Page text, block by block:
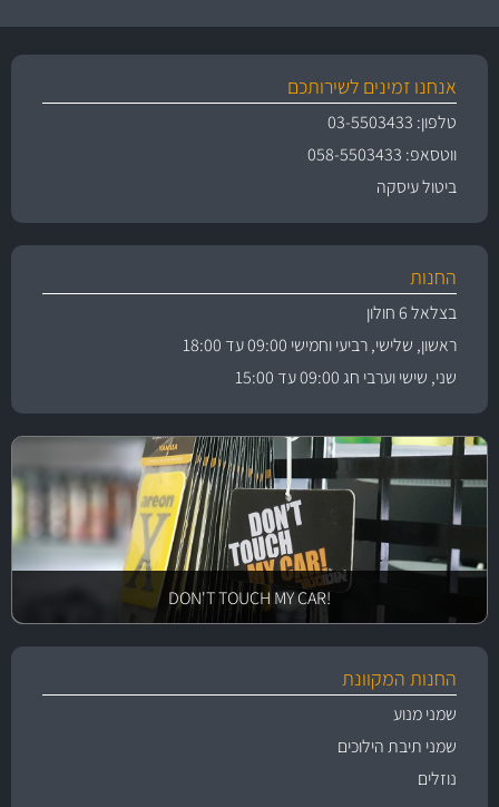
אנחנו זמינים לשירותכם
טלפון: 03-5503433
ווטסאפ: 058-5503433
ביטול עיסקה
החנות
בצלאל 6 חולון
ראשון, שלישי, רביעי וחמישי 09:00 עד 18:00
שני, שישי וערבי חג 09:00 עד 15:00
!DON'T TOUCH MY CAR
החנות המקוונת
שמני מנוע
שמני תיבת הילוכים
נוזלים